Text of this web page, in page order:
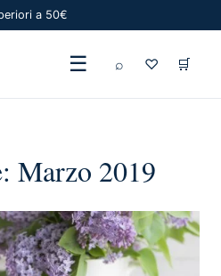
a 50€
☰ ⌕ ♡ 🛒
Marzo 2019